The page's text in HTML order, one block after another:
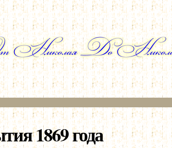
Перейти к
основному
содержанию
1869 года